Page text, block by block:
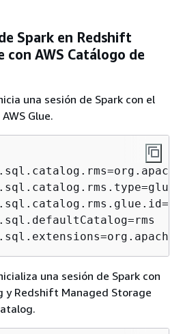
Spark en Redshift
con AWS Catálogo de
una sesión de Spark con el
Glue.
una sesión de Spark con
y Redshift Managed Storage